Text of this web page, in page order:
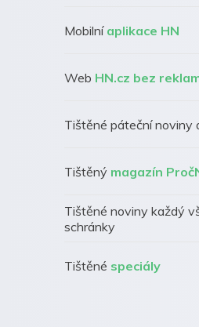
Mobilní aplikace HN
Web HN.cz bez
Tištěné páteční noviny
Tištěný magazín
Tištěné noviny každý
schránky
Tištěné speciály